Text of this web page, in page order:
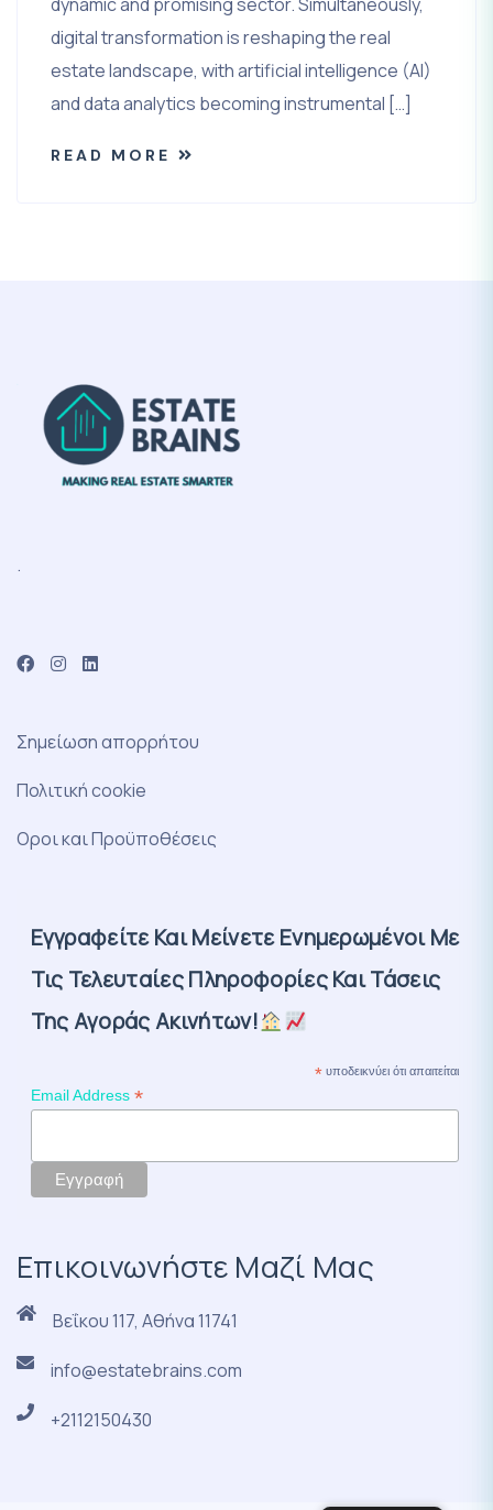
digital transformation is reshaping the real
estate landscape, with artificial intelligence (AI)
and data analytics becoming instrumental […]
READ MORE
.
Σημείωση απορρήτου
Πολιτική cookie
Οροι και Προϋποθέσεις
Εγγραφείτε Και Μείνετε Ενημερωμένοι Με
Τις Τελευταίες Πληροφορίες Και Τάσεις
Της Αγοράς Ακινήτων!
*υποδεικνύει ότι απαιτείται
Email Address *
Επικοινωνήστε Μαζί Μας
Βεΐκου 117, Αθήνα 11741
info@estatebrains.com
+2112150430